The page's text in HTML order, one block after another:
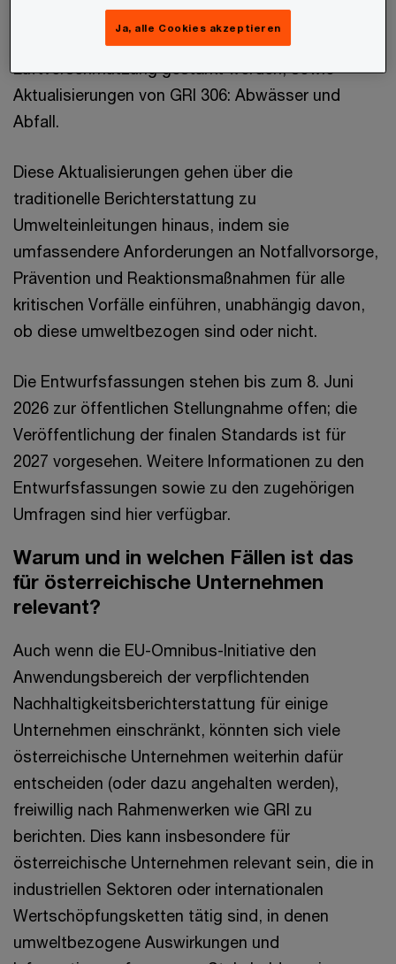
GRI 305: Emissionen vor, mit denen die
Erwartungen an die Berichterstattung über
Luftverschmutzung gestärkt werden, sowie
Aktualisierungen von GRI 306: Abwässer und
Abfall.
Diese Aktualisierungen gehen über die
traditionelle Berichterstattung zu
Umwelteinleitungen hinaus, indem sie
umfassendere Anforderungen an Notfallvorsorge,
Prävention und Reaktionsmaßnahmen für alle
kritischen Vorfälle einführen, unabhängig davon,
ob diese umweltbezogen sind oder nicht.
Die Entwurfsfassungen stehen bis zum 8. Juni
2026 zur öffentlichen Stellungnahme offen; die
Veröffentlichung der finalen Standards ist für
2027 vorgesehen. Weitere Informationen zu den
Entwurfsfassungen sowie zu den zugehörigen
Umfragen sind hier verfügbar.
Warum und in welchen Fällen ist das
für österreichische Unternehmen
relevant?
Auch wenn die EU-Omnibus-Initiative den
Anwendungsbereich der verpflichtenden
Nachhaltigkeitsberichterstattung für einige
Unternehmen einschränkt, könnten sich viele
österreichische Unternehmen weiterhin dafür
entscheiden (oder dazu angehalten werden),
freiwillig nach Rahmenwerken wie GRI zu
berichten. Dies kann insbesondere für
österreichische Unternehmen relevant sein, die in
industriellen Sektoren oder internationalen
Wertschöpfungsketten tätig sind, in denen
umweltbezogene Auswirkungen und
Ja, alle Cookies akzeptieren